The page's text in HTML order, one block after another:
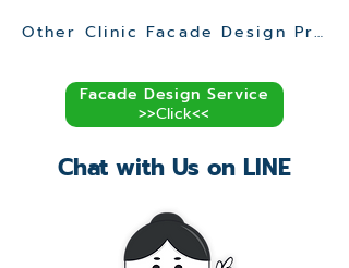
Other Clinic Facade Design Projects >>
Facade Design Service
>>Click<<
Chat with Us on LINE